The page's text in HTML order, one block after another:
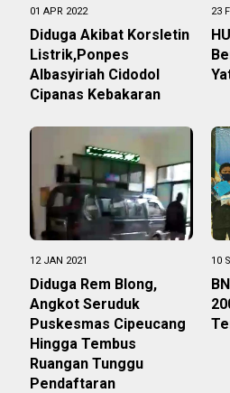
01 APR 2022
Diduga Akibat Korsletin
Listrik,Ponpes
Albasyiriah Cidodol
Cipanas Kebakaran
23
12 JAN 2021
Diduga Rem Blong,
Angkot Seruduk
Puskesmas Cipeucang
Hingga Tembus
Ruangan Tunggu
Pendaftaran
10